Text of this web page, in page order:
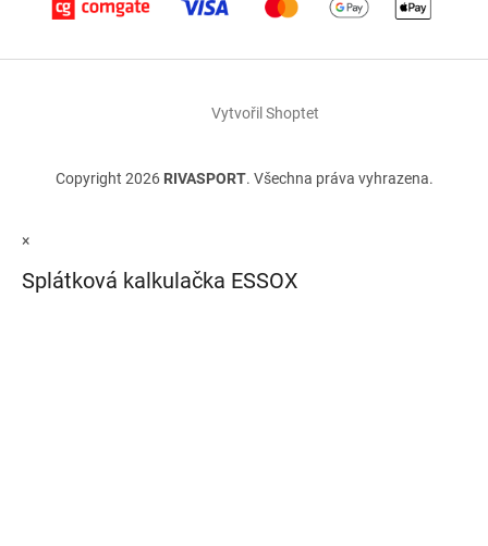
Vytvořil Shoptet
Copyright 2026 RIVASPORT. Všechna práva vyhrazena.
×
Splátková kalkulačka ESSOX